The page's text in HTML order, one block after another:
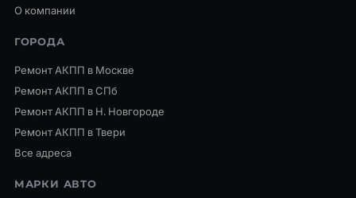
О компании
ГОРОДА
Ремонт АКПП в Москве
Ремонт АКПП в СПб
Ремонт АКПП в Н. Новгороде
Ремонт АКПП в Твери
Все адреса
МАРКИ АВТО